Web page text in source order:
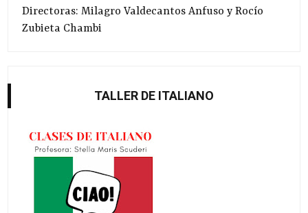
Directoras: Milagro Valdecantos Anfuso y Rocío
Zubieta Chambi
TALLER DE ITALIANO